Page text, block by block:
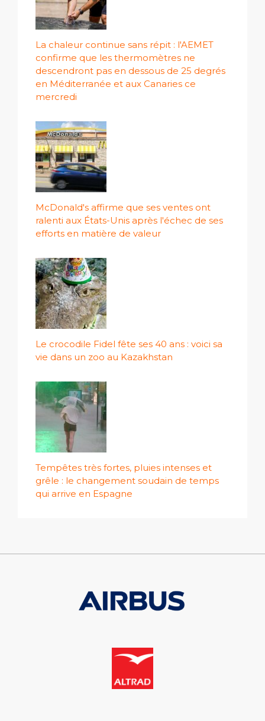
La chaleur continue sans répit : l'AEMET
confirme que les thermomètres ne
descendront pas en dessous de 25 degrés
en Méditerranée et aux Canaries ce
mercredi
McDonald's affirme que ses ventes ont
ralenti aux États-Unis après l'échec de ses
efforts en matière de valeur
Le crocodile Fidel fête ses 40 ans : voici sa
vie dans un zoo au Kazakhstan
Tempêtes très fortes, pluies intenses et
grêle : le changement soudain de temps
qui arrive en Espagne